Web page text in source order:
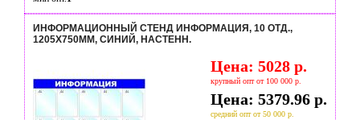
ИНФОРМАЦИОННЫЙ СТЕНД ИНФОРМАЦИЯ, 10 ОТД.,
1205Х750ММ, СИНИЙ, НАСТЕНН.
Цена: 5028 р.
крупный опт от 100 000 р.
Цена: 5379.96 р.
средний опт от 50 000 р.